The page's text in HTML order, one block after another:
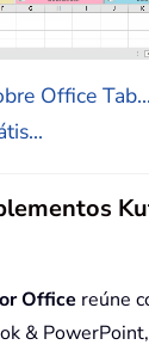
Office Tab...
Office reúne
&